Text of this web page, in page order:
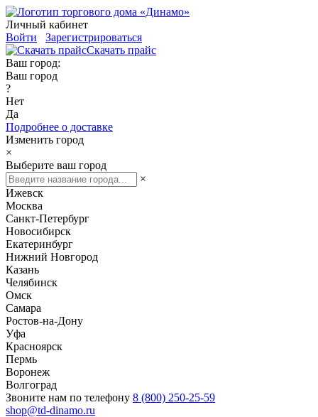
Личный кабинет
Войти
Зарегистрироваться
Скачать прайс
Ваш город:
Ваш город
?
Нет
Да
Подробнее о доставке
Изменить город
×
Выберите ваш город
×
Ижевск
Москва
Санкт-Петербург
Новосибирск
Екатеринбург
Нижний Новгород
Казань
Челябинск
Омск
Самара
Ростов-на-Дону
Уфа
Красноярск
Пермь
Воронеж
Волгоград
Звоните нам по телефону 8 (800) 250-25-59
shop@td-dinamo.ru